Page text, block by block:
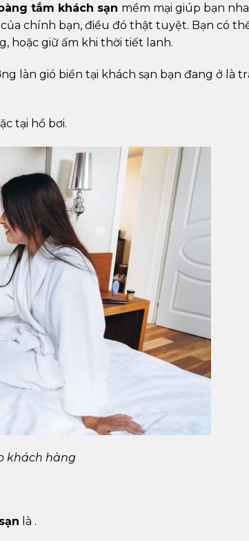
tắm khách sạn mềm mại giúp bạn
chính bạn, điều đó thật tuyệt. Bạn có
hoặc giữ ấm khi thời tiết lanh.
làn gió biển tại khách sạn bạn đang ở là
tại hồ bơi.
khách hàng
là .